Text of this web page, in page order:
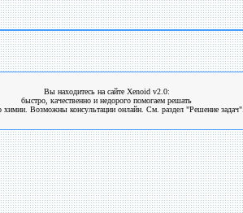
Вы находитесь на сайте Xenoid v2.0:
быстро, качественно и недорого помогаем решать
химии. Возможны консультации онлайн. См. раздел "Решение задач".